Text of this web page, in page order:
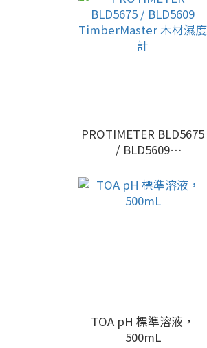
PROTIMETER BLD5675
/ BLD5609
計
TOA pH 標準溶液，
500mL